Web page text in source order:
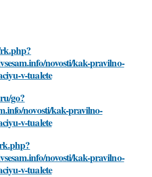
novosti/kak-pravilno-
v-tualete
go?
novosti/kak-pravilno-
v-tualete
novosti/kak-pravilno-
v-tualete